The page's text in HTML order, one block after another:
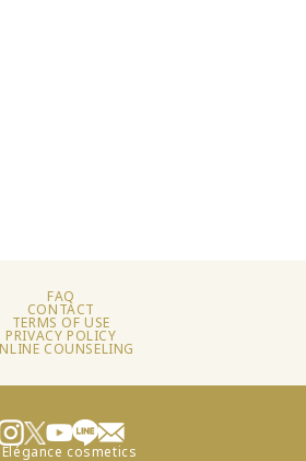
FAQ
CONTACT
TERMS OF USE
PRIVACY POLICY
COUNSELING
cosmetics